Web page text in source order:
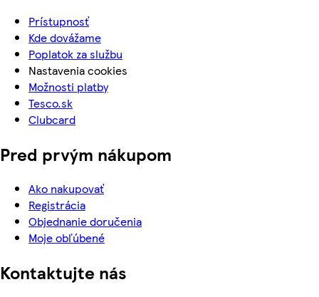
Prístupnosť
Kde dovážame
Poplatok za službu
Nastavenia cookies
Možnosti platby
Tesco.sk
Clubcard
Pred prvým nákupom
Ako nakupovať
Registrácia
Objednanie doručenia
Moje obľúbené
Kontaktujte nás